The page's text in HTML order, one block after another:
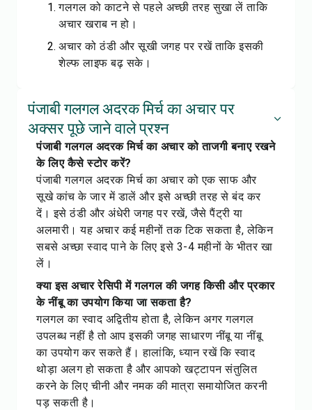
गलगल को काटने से पहले अच्छी तरह सुखा लें ताकि
अचार खराब न हो।
अचार को ठंडी और सूखी जगह पर रखें ताकि इसकी
शेल्फ लाइफ बढ़ सके।
पंजाबी गलगल अदरक मिर्च का अचार पर
अक्सर पूछे जाने वाले प्रश्न
पंजाबी गलगल अदरक मिर्च का अचार को ताजगी बनाए रखने
के लिए कैसे स्टोर करें?
पंजाबी गलगल अदरक मिर्च का अचार को एक साफ और
सूखे कांच के जार में डालें और इसे अच्छी तरह से बंद कर
दें। इसे ठंडी और अंधेरी जगह पर रखें, जैसे पैंट्री या
अलमारी। यह अचार कई महीनों तक टिक सकता है, लेकिन
सबसे अच्छा स्वाद पाने के लिए इसे 3-4 महीनों के भीतर खा
लें।
क्या इस अचार रेसिपी में गलगल की जगह किसी और प्रकार
के नींबू का उपयोग किया जा सकता है?
गलगल का स्वाद अद्वितीय होता है, लेकिन अगर गलगल
उपलब्ध नहीं है तो आप इसकी जगह साधारण नींबू या नींबू
का उपयोग कर सकते हैं। हालांकि, ध्यान रखें कि स्वाद
थोड़ा अलग हो सकता है और आपको खट्टापन संतुलित
करने के लिए चीनी और नमक की मात्रा समायोजित करनी
पड़ सकती है।